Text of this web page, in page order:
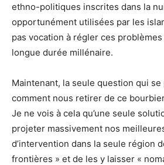
ethno-politiques inscrites dans la
opportunément utilisées par les
pas vocation à régler ces
longue durée millénaire.
Maintenant, la seule question qui
comment nous retirer de ce
Je ne vois à cela qu’une seule
projeter massivement nos
d’intervention dans la seule région
frontières » et de les y laisser «